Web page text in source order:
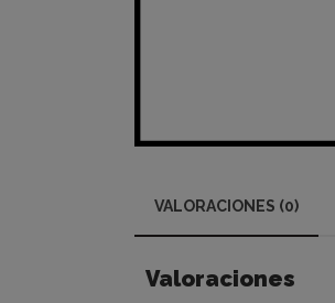
VALORACIONES (0)
Valoraciones